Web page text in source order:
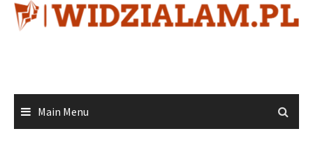
Skip
Main Menu